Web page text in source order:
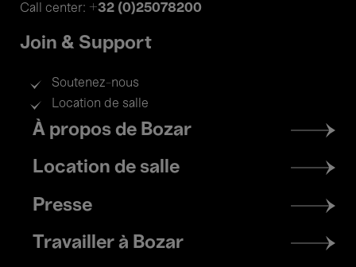
Call center: +32 (0)25078200
Join & Support
Soutenez-nous
Location de salle
Footer
menu
À propos de Bozar
Location de salle
Presse
Travailler à Bozar